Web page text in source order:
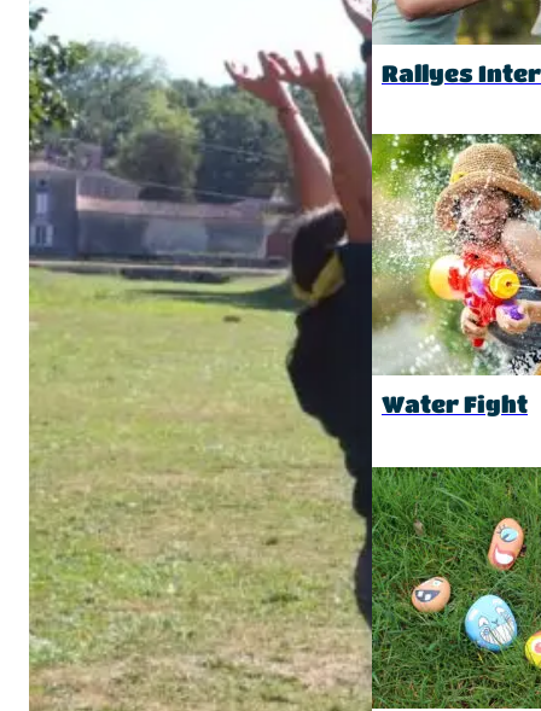
Rallyes
Water Fight